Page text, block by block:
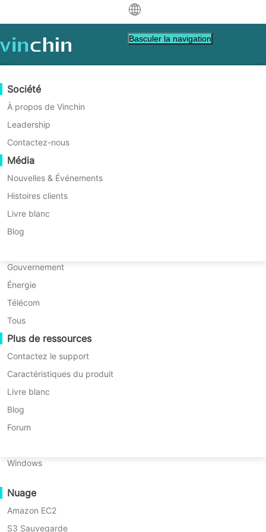
Télécharger Support
中文
Protection des données
Sauvegarde et Récupération
Réplication en temps réel
Protection Continue des Données
Copie Hors Site
Archivage
Orchestration des Tâches
Mobilité des charges de travail
Migration V2V
Migration P2P
Migration C2C
Migration C2V
Migration P2C
Récupérabilité
Vérification de récupération de VM
Vérification de récupération du système
Sécurité des données
Analyse Anti-programme malveillant
Virtuel
VMware
Hyper-V
Proxmox
XCP-ng
oVirt
H3C CAS/UIS
ZStack
Sangfor HCI
Huawei FusionCompute
Red Hat Virtualization
Oracle OLVM
XenServer/Citrix Hypervisor
KayGrid
InCloud Sphere
Arcfra
FusionOne Compute
NexaVM
Serveur physique
Windows
Nuage
Amazon EC2
S3 Sauvegarde
Ressources d'assistance
Base de connaissances
Vidéos Tutorielles
Centre d'aide
Événements en direct
Webinaires
Démo en direct
Histoires clients
Services informatiques
Gouvernement
Énergie
Télécom
Tous
Plus de ressources
Contactez le support
Caractéristiques du produit
Livre blanc
Blog
Forum
Guide d'achat
Apprenez comment acheter
Politique de licence
FAQs
Contact
Demander un devis
Devenir un partenaire
Programme Partenaire
Devenir un partenaire
Trouver un partenaire
Trouver un partenaire local
Déjà partenaire
Connexion au Portail Partenaire
Société
À propos de Vinchin
Leadership
Contactez-nous
Média
Nouvelles & Événements
Histoires clients
Livre blanc
Blog
Basculer la navigation
Assurer la Continuité dans la
Transformation Numérique
pour l'Industrie de l'Énergie
Les défis de la récupération
des données en cas de
sinistre dans l'industrie